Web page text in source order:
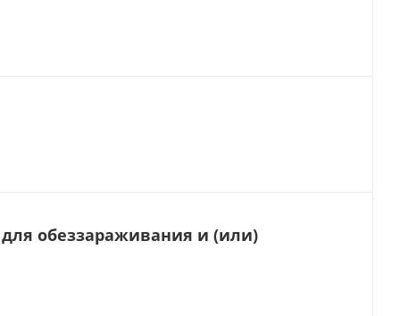
обеззараживания и (или)